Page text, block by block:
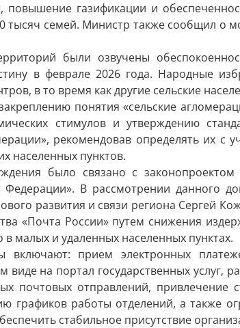
повышение газификации и
тысяч семей. Министр также сообщил о
были озвучены
в феврале 2026 года. Народные
в то время как другие сельские
понятия «сельские
стимулов и утверждению
рекомендовав определять их
населенных пунктов.
было связано с
Федерации». В рассмотрении данного
развития и связи региона Сергей
«Почта России» путем снижения
малых и удаленных населенных пунктах.
включают: прием электронных
виде на портал государственных
почтовых отправлений,
графиков работы отделений, а также
стабильное присутствие